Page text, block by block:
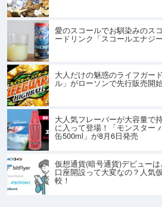
愛のスコールでお馴染みのス
ードリンク「スコールエナジ
大人だけの魅惑のライフガー
ル」がローソンで先行販売開
大人気フレーバーが大容量で
に入って登場！「モンスター
缶500ml」が8月6日発売
仮想通貨(暗号通貨)デビュー
口座開設って大変なの？人気
較！